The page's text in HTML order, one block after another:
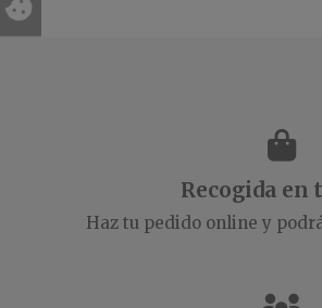
Recogida en
Haz tu pedido online y